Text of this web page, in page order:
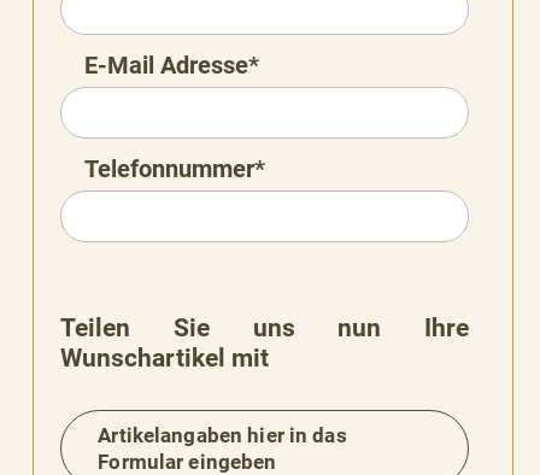
E-Mail Adresse*
Telefonnummer*
Teilen Sie uns nun Ihre
Wunschartikel mit
Artikelangaben hier in das
Formular eingeben